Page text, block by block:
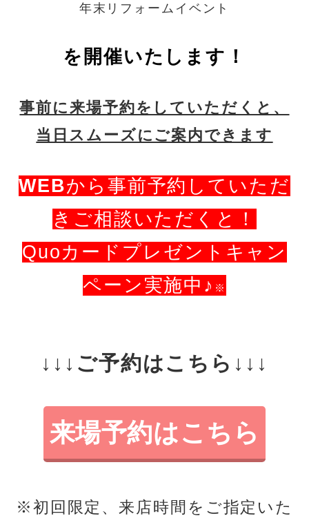
年末リフォームイベント
を開催いたします！
事前に来場予約をしていただくと、
当日スムーズにご案内できます
WEBから事前予約していただ
きご相談いただくと！
Quoカードプレゼントキャン
ペーン実施中♪ ※
↓↓↓ご予約はこちら↓↓↓
来場予約はこちら
※初回限定、来店時間をご指定いた